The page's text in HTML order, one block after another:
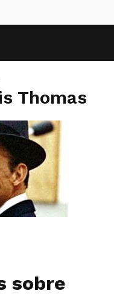
Thomas
sobre